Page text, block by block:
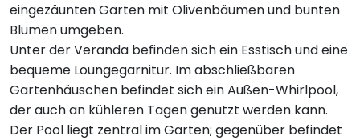
eingezäunten Garten mit Olivenbäumen und bunten
Blumen umgeben.
Unter der Veranda befinden sich ein Esstisch und eine
bequeme Loungegarnitur. Im abschließbaren
Gartenhäuschen befindet sich ein Außen-Whirlpool,
der auch an kühleren Tagen genutzt werden kann.
Der Pool liegt zentral im Garten; gegenüber befindet